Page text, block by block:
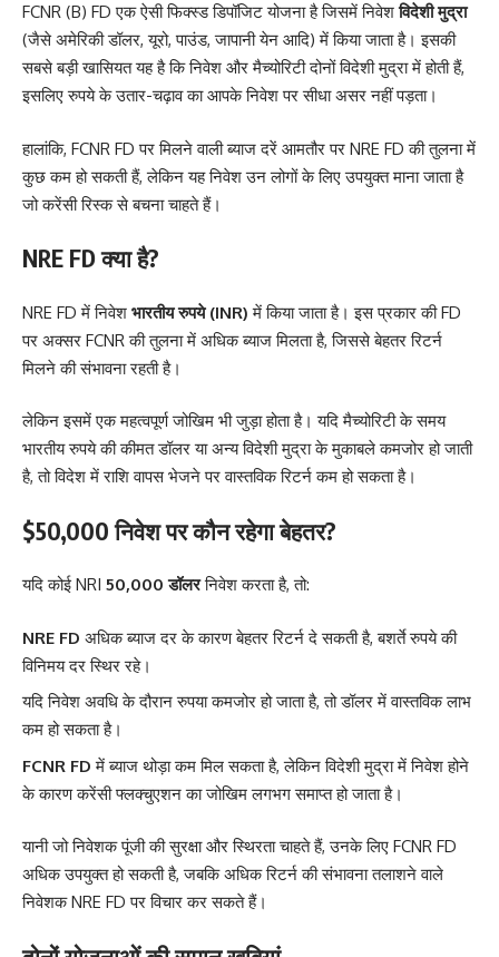
FCNR (B) FD एक ऐसी फिक्स्ड डिपॉजिट योजना है जिसमें निवेशविदेशी मुद्रा
(जैसे अमेरिकी डॉलर, यूरो, पाउंड, जापानी येन आदि) में किया जाता है। इसकी
सबसे बड़ी खासियत यह है कि निवेश और मैच्योरिटी दोनों विदेशी मुद्रा में होती हैं,
इसलिए रुपये के उतार-चढ़ाव का आपके निवेश पर सीधा असर नहीं पड़ता।
हालांकि, FCNR FD पर मिलने वाली ब्याज दरें आमतौर पर NRE FD की तुलना में
कुछ कम हो सकती हैं, लेकिन यह निवेश उन लोगों के लिए उपयुक्त माना जाता है
जो करेंसी रिस्क से बचना चाहते हैं।
NRE FD क्या है?
NRE FD में निवेश भारतीय रुपये (INR) में किया जाता है। इस प्रकार की FD
पर अक्सर FCNR की तुलना में अधिक ब्याज मिलता है, जिससे बेहतर रिटर्न
मिलने की संभावना रहती है।
लेकिन इसमें एक महत्वपूर्ण जोखिम भी जुड़ा होता है। यदि मैच्योरिटी के समय
भारतीय रुपये की कीमत डॉलर या अन्य विदेशी मुद्रा के मुकाबले कमजोर हो जाती
है, तो विदेश में राशि वापस भेजने पर वास्तविक रिटर्न कम हो सकता है।
$50,000 निवेश पर कौन रहेगा बेहतर?
यदि कोई NRI 50,000 डॉलरनिवेश करता है, तो:
NRE FD अधिक ब्याज दर के कारण बेहतर रिटर्न दे सकती है, बशर्ते रुपये की
विनिमय दर स्थिर रहे।
यदि निवेश अवधि के दौरान रुपया कमजोर हो जाता है, तो डॉलर में वास्तविक लाभ
कम हो सकता है।
FCNR FD में ब्याज थोड़ा कम मिल सकता है, लेकिन विदेशी मुद्रा में निवेश होने
के कारण करेंसी फ्लक्चुएशन का जोखिम लगभग समाप्त हो जाता है।
यानी जो निवेशक पूंजी की सुरक्षा और स्थिरता चाहते हैं, उनके लिए FCNR FD
अधिक उपयुक्त हो सकती है, जबकि अधिक रिटर्न की संभावना तलाशने वाले
निवेशक NRE FD पर विचार कर सकते हैं।